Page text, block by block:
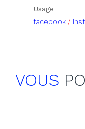
Usage
facebook /
VOUS